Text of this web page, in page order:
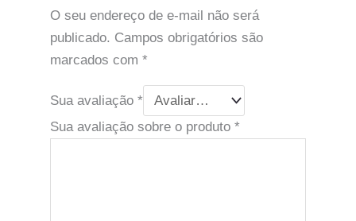
O seu endereço de e-mail não será
publicado. Campos obrigatórios são
marcados com *
Sua avaliação *
Sua avaliação sobre o produto *